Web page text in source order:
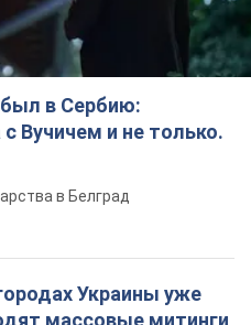
в Сербию:
Вучичем и не только.
в Белград
Украины уже
массовые митинги